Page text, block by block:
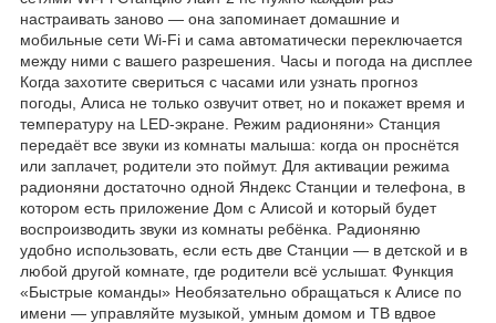
настраивать заново — она запоминает домашние и
мобильные сети Wi-Fi и сама автоматически переключается
между ними с вашего разрешения. Часы и погода на дисплее
Когда захотите свериться с часами или узнать прогноз
погоды, Алиса не только озвучит ответ, но и покажет время и
температуру на LED-экране. Режим радионяни» Станция
передаёт все звуки из комнаты малыша: когда он проснётся
или заплачет, родители это поймут. Для активации режима
радионяни достаточно одной Яндекс Станции и телефона, в
котором есть приложение Дом с Алисой и который будет
воспроизводить звуки из комнаты ребёнка. Радионяню
удобно использовать, если есть две Станции — в детской и в
любой другой комнате, где родители всё услышат. Функция
«Быстрые команды» Необязательно обращаться к Алисе по
имени — управляйте музыкой, умным домом и ТВ вдвое